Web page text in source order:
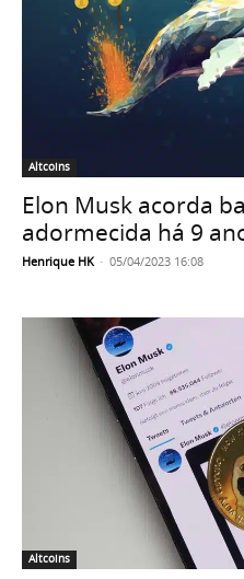
Altcoins
Elon Musk acorda
adormecida há 9
Henrique HK - 05/04/2023 16:08
Altcoins